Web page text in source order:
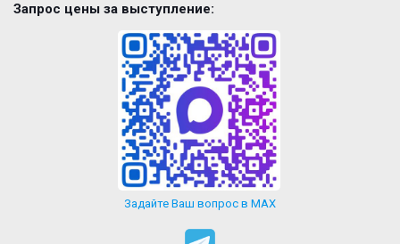
Запрос цены за выступление:
Задайте Ваш вопрос в MAX